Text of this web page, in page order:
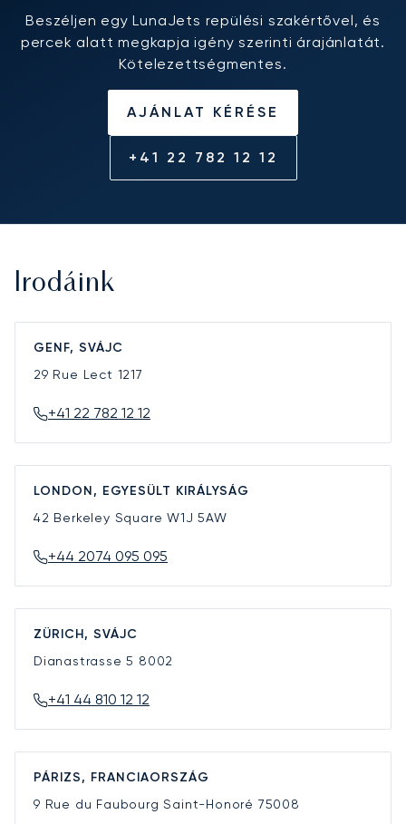
Beszéljen egy LunaJets repülési szakértővel, és
percek alatt megkapja igény szerinti árajánlatát.
Kötelezettségmentes.
AJÁNLAT KÉRÉSE
+41 22 782 12 12
Irodáink
GENF, SVÁJC
29 Rue Lect 1217
+41 22 782 12 12
LONDON, EGYESÜLT KIRÁLYSÁG
42 Berkeley SquareW1J 5AW
+44 2074 095 095
ZÜRICH, SVÁJC
Dianastrasse 5 8002
+41 44 810 12 12
PÁRIZS, FRANCIAORSZÁG
9 Rue du Faubourg Saint-Honoré 75008